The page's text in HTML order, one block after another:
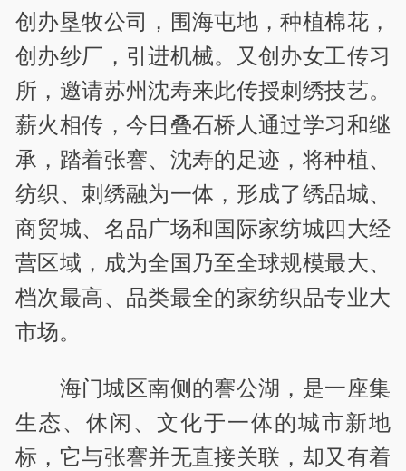
创办垦牧公司，围海屯地，种植棉花，
创办纱厂，引进机械。又创办女工传习
所，邀请苏州沈寿来此传授刺绣技艺。
薪火相传，今日叠石桥人通过学习和继
承，踏着张謇、沈寿的足迹，将种植、
纺织、刺绣融为一体，形成了绣品城、
商贸城、名品广场和国际家纺城四大经
营区域，成为全国乃至全球规模最大、
档次最高、品类最全的家纺织品专业大
市场。
海门城区南侧的謇公湖，是一座集
生态、休闲、文化于一体的城市新地
标，它与张謇并无直接关联，却又有着